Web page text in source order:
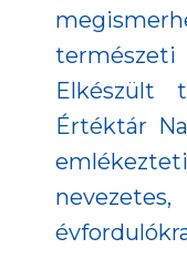
Elkészült
Értéktár